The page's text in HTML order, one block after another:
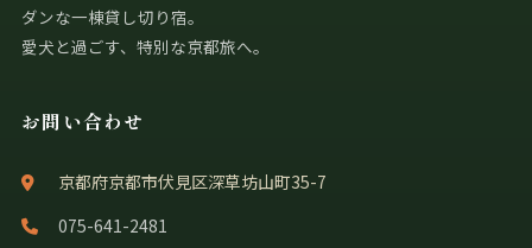
ダンな一棟貸し切り宿。
愛犬と過ごす、特別な京都旅へ。
お問い合わせ
京都府京都市伏見区深草坊山町35-7
075-641-2481